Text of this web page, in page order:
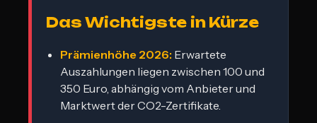
Das Wichtigste in Kürze
Prämienhöhe 2026: Erwartete
Auszahlungen liegen zwischen 100 und
350 Euro, abhängig vom Anbieter und
Marktwert der CO2-Zertifikate.